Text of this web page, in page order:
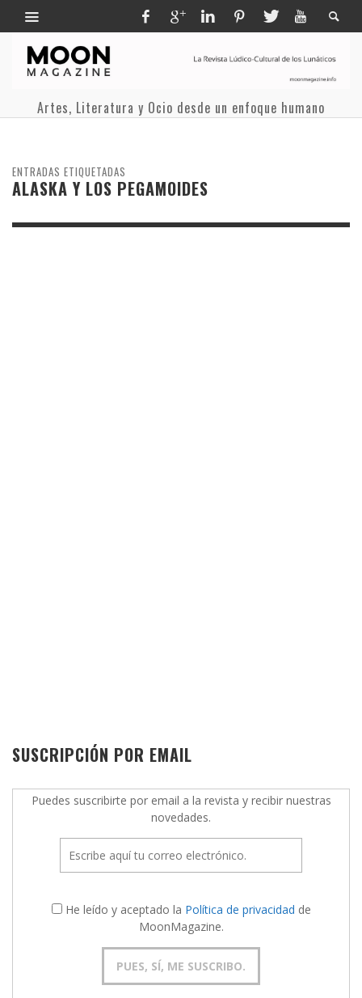
Artes, Literatura y Ocio desde un enfoque humano
ENTRADAS ETIQUETADAS
ALASKA Y LOS PEGAMOIDES
SUSCRIPCIÓN POR EMAIL
Puedes suscribirte por email a la revista y recibir nuestras
novedades.
He leído y aceptado la Política de privacidad de
MoonMagazine.